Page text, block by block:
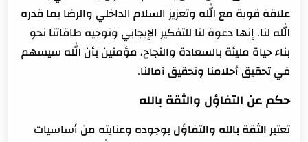
علاقة قوية مع الله وتعزيز السلام الداخلي والرضا بما قدره
الله لنا. إنها دعوة لنا للتفكير الإيجابي وتوجيه طاقاتنا نحو
بناء حياة مليئة بالسعادة والنجاح، مؤمنين بأن الله سيسهم
في تحقيق أحلامنا وتحقيق آمالنا.
حكم عن التفاؤل والثقة بالله
تعتبر الثقة بالله والتفاؤل بوجوده وعنايته من أساسيات